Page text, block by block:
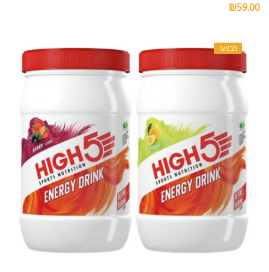
₪59.00
מבצע!